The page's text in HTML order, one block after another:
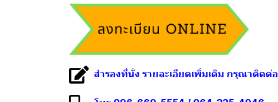
สำรองที่นั่ง รายละเอียดเพิ่มเติม กรุณาติดต่อ